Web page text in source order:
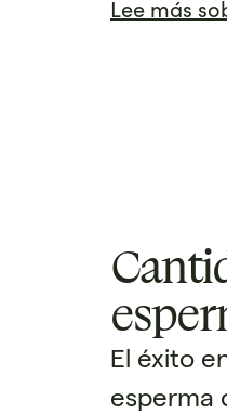
Lee más
El éxito
esperma